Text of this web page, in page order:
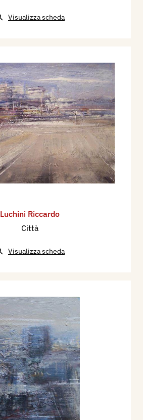
Visualizza scheda
Luchini Riccardo
Città
Visualizza scheda